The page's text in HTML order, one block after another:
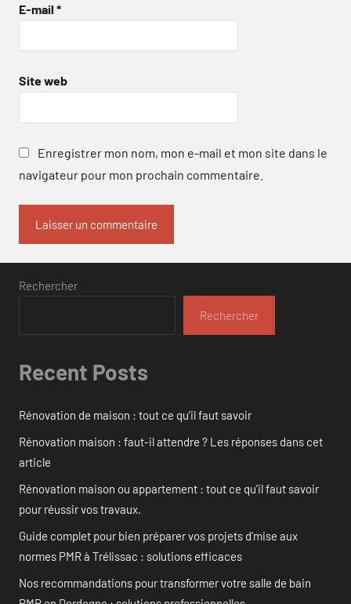
E-mail *
Site web
Enregistrer mon nom, mon e-mail et mon site dans le
navigateur pour mon prochain commentaire.
Rechercher
Rechercher
Recent Posts
Rénovation de maison : tout ce qu’il faut savoir
Rénovation maison : faut-il attendre ? Les réponses dans cet
article
Rénovation maison ou appartement : tout ce qu’il faut savoir
pour réussir vos travaux.
Guide complet pour bien préparer vos projets d’mise aux
normes PMR à Trélissac : solutions efficaces
Nos recommandations pour transformer votre salle de bain